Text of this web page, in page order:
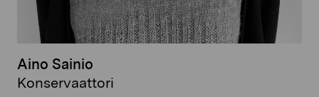
Aino Sainio
Konservaattori